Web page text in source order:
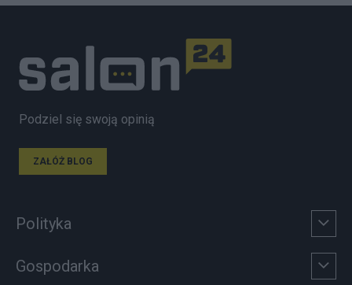
Podziel się swoją opinią
ZAŁÓŻ BLOG
Polityka
Gospodarka